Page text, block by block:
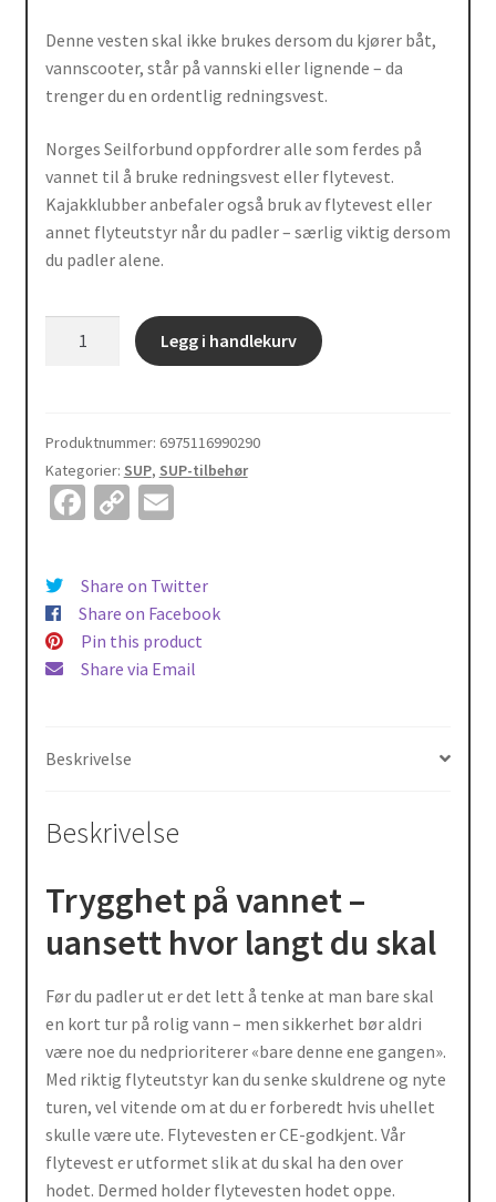
Denne vesten skal ikke brukes dersom du kjører båt,
vannscooter, står på vannski eller lignende – da
trenger du en ordentlig redningsvest.
Norges Seilforbund oppfordrer alle som ferdes på
vannet til å bruke redningsvest eller flytevest.
Kajakklubber anbefaler også bruk av flytevest eller
annet flyteutstyr når du padler – særlig viktig dersom
du padler alene.
manuell
aktivering
for
å
den
opp
automatisk
antall
Legg i handlekurv
Produktnummer: 6975116990290
Kategorier: SUP, SUP-tilbehør
Fa
b
o
o
k
C
p
y
Li
n
ai
l
Share on Twitter
Share on Facebook
Pin this product
Share via Email
Beskrivelse
Beskrivelse
Trygghet på vannet –
uansett hvor langt du skal
Før du padler ut er det lett å tenke at man bare skal
en kort tur på rolig vann – men sikkerhet bør aldri
være noe du nedprioriterer «bare denne ene gangen».
Med riktig flyteutstyr kan du senke skuldrene og nyte
turen, vel vitende om at du er forberedt hvis uhellet
skulle være ute. Flytevesten er CE-godkjent. Vår
flytevest er utformet slik at du skal ha den over
hodet. Dermed holder flytevesten hodet oppe.